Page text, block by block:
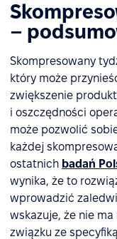
–
Skompresowany
który może
zwiększenie
i oszczędności
może pozwolić
każdej
ostatnich badań
wynika, że to
wprowadzić
wskazuje, że nie
związku ze